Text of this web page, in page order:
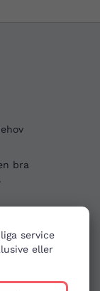
service
eller
bra